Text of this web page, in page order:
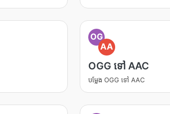
OG
AA
OGG ទៅ AAC
បម្លែង OGG ទៅ AAC